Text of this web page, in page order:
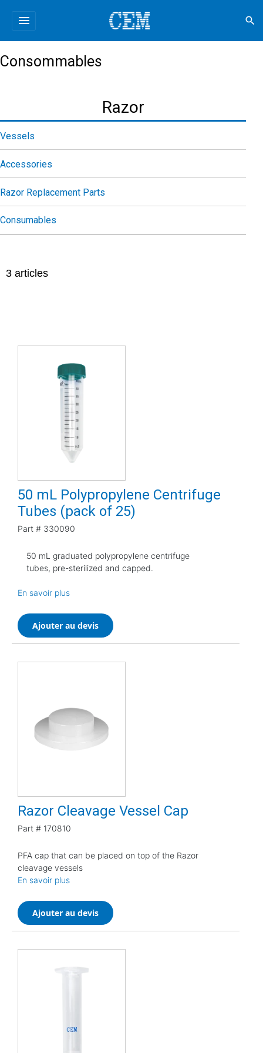
menu search
Consommables
3 articles
50 mL Polypropylene Centrifuge
Tubes (pack of 25)
Part # 330090
50 mL graduated polypropylene centrifuge
tubes, pre-sterilized and capped.
En savoir plus
Ajouter au devis
Razor Cleavage Vessel Cap
Part # 170810
PFA cap that can be placed on top of the Razor
cleavage vessels
En savoir plus
Ajouter au devis
Razor
Vessels
Accessories
Razor Replacement Parts
Consumables